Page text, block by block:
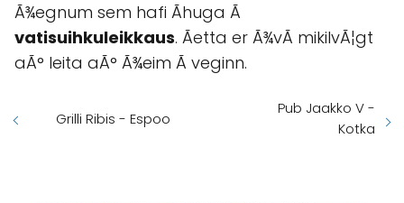
Ã¾egnum sem hafi Ãhuga Ã
vatisuihkuleikkaus. Ãetta er Ã¾vÃ­ mikilvÃ¦gt
aÃ° leita aÃ° Ã¾eim Ã veginn.
Grilli Ribis - Espoo
Pub Jaakko V -
Kotka